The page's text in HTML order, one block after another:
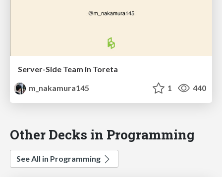
Server-Side Team in Toreta
m_nakamura145
1 440
Other Decks in Programming
See All in Programming